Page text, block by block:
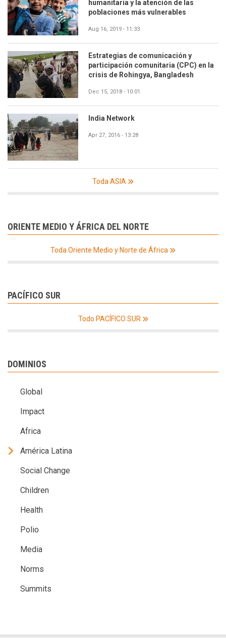
humanitaria y la atención de las
poblaciones más vulnerables
Aug 16, 2019 - 11:33
Estrategias de comunicación y
participación comunitaria (CPC) en la
crisis de Rohingya, Bangladesh
Dec 15, 2018 - 10:01
India Network
Apr 27, 2016 - 13:28
Toda ASIA
ORIENTE MEDIO Y ÁFRICA DEL NORTE
Toda Oriente Medio y Norte de África
PACÍFICO SUR
Todo PACÍFICO SUR
DOMINIOS
Global
Impact
Africa
América Latina
Social Change
Children
Health
Polio
Media
Norms
Summits